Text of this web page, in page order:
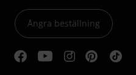
Ångra beställning